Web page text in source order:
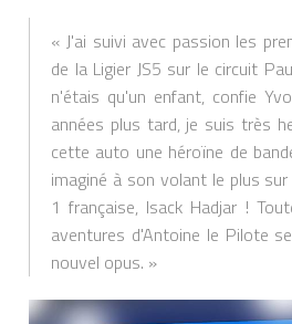
« J'ai suivi avec passion les
de la Ligier JS5 sur le circuit
n'étais qu'un enfant, confie
années plus tard, je suis très
cette auto une héroïne de
imaginé à son volant le plus
1 française, Isack Hadjar !
aventures d'Antoine le Pilote
nouvel opus. »